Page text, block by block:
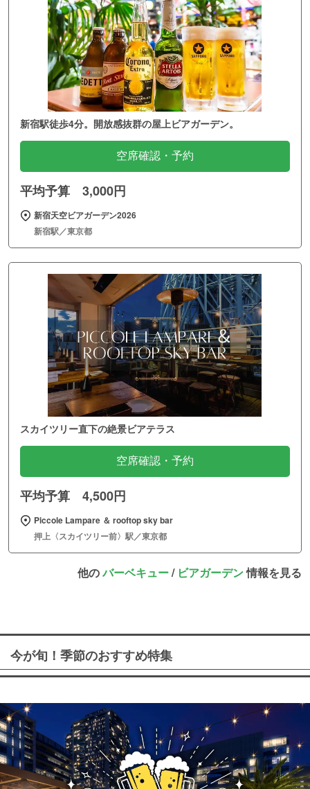
新宿駅徒歩4分。開放感抜群の屋上ビアガーデン。
空席確認・予約
平均予算 3,000円
新宿天空ビアガーデン2026
新宿駅／東京都
スカイツリー直下の絶景ビアテラス
空席確認・予約
平均予算 4,500円
Piccole Lampare ＆ rooftop sky bar
押上〈スカイツリー前〉駅／東京都
他のバーベキュー/ ビアガーデン情報を見る
今が旬！季節のおすすめ特集